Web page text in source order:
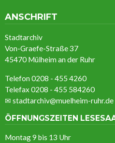
ANSCHRIFT
Stadtarchiv
Von-Graefe-Straße 37
45470 Mülheim an der Ruhr
Telefon 0208 - 455 4260
Telefax 0208 - 455 584260
✉ stadtarchiv@muelheim-ruhr.de
ÖFFNUNGSZEITEN
Montag 9 bis 13 Uhr